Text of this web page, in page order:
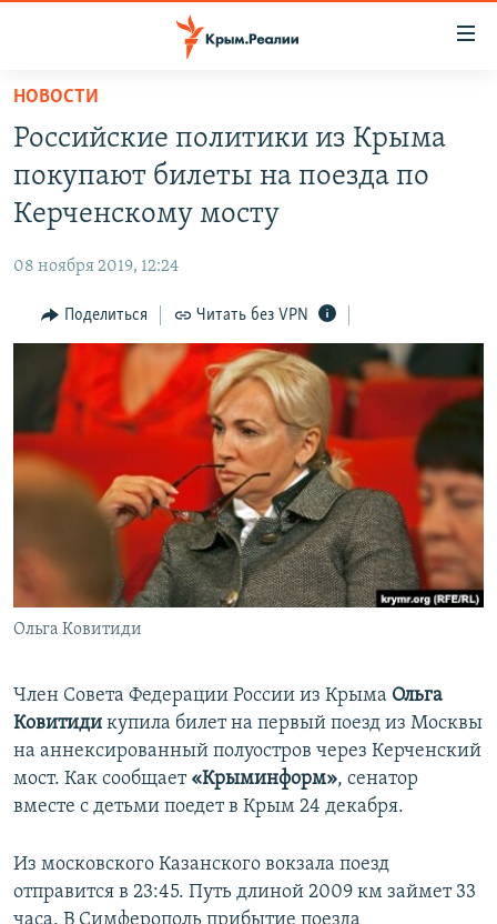
Вернуться
основному
содержанию
Вернутся
главной
навигации
Вернутся
11 ЛЕТ ОККУПАЦИИ КРЫМА. 11 ИСТОРИЙ СОПРОТИВЛЕНИЯ
ВОДА
ЕЩЕ
ИНТЕРАКТИВ
ИНФОГРАФИКА
ТЕЛЕПРОЕКТ КРЫМ.РЕАЛИИ
СОВЕТЫ ПРАВОЗАЩИТНИКОВ
ПРОПАВШИЕ БЕЗ ВЕСТИ
ПОБЕДИТЕЛЕЙ НЕ СУДЯТ?
КРЫМ.НЕПОКОРЕННЫЙ
ELIFBE
УКРАИНСКАЯ ПРОБЛЕМА КРЫМА
РАДІО СВОБОДА
КАК ОБОЙТИ БЛОКИРОВКУ
Українською
Qırımtatar
ПРИСОЕДИНЯЙТЕСЬ!
НОВОСТИ
Российские политики из Крыма
покупают билеты на поезда по
Керченскому мосту
08 ноября 2019, 12:24
Поделиться Читать без VPN
Ольга Ковитиди
Член Совета Федерации России из Крыма Ольга
Ковитиди купила билет на первый поезд из Москвы
на аннексированный полуостров через Керченский
мост. Как сообщает «Крыминформ», сенатор
вместе с детьми поедет в Крым 24 декабря.
Из московского Казанского вокзала поезд
отправится в 23:45. Путь длиной 2009 км займет 33